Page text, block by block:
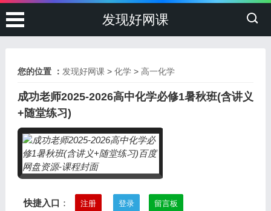
发现好网课
您的位置 ： 发现好网课> 化学> 高一化学
成功老师2025-2026高中化学必修1暑秋班(含讲义
+随堂练习)
快捷入口 ： 注册 登录 留言板